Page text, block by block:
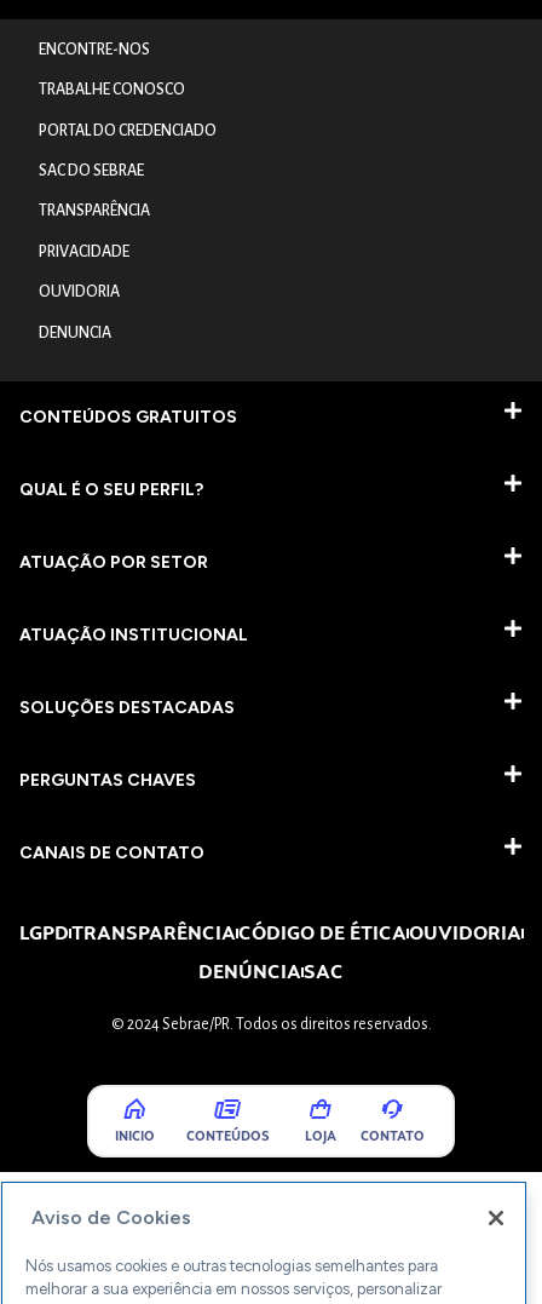
ENCONTRE-NOS
TRABALHE CONOSCO
PORTAL DO CREDENCIADO
SAC DO SEBRAE
TRANSPARÊNCIA
PRIVACIDADE
OUVIDORIA
DENUNCIA
CONTEÚDOS GRATUITOS
QUAL É O SEU PERFIL?
ATUAÇÃO POR SETOR
ATUAÇÃO INSTITUCIONAL
SOLUÇÕES DESTACADAS
PERGUNTAS CHAVES​
CANAIS DE CONTATO
LGPDTRANSPARÊNCIACÓDIGO DE ÉTICAOUVIDORIA
DENÚNCIASAC
© 2024 Sebrae/PR. Todos os direitos reservados.
INICIO CONTEÚDOS LOJA CONTATO
Aviso de Cookies
Nós usamos cookies e outras tecnologias semelhantes para
melhorar a sua experiência em nossos serviços, personalizar